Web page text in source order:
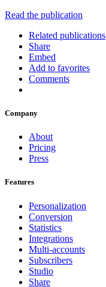
Read the publication
Related publications
Share
Embed
Add to favorites
Comments
Company
About
Pricing
Press
Features
Personalization
Conversion
Statistics
Integrations
Multi-accounts
Subscribers
Studio
Share